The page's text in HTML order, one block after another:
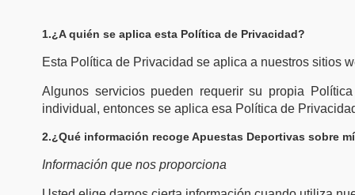
1.¿A quién se aplica esta Política de Privacidad?
Esta Política de Privacidad se aplica a nuestros sitios
Algunos servicios pueden requerir su propia
individual, entonces se aplica esa Política de
2.¿Qué información recoge Apuestas Deportivas sobre
Información que nos proporciona